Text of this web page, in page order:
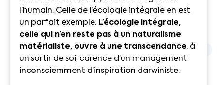
l’humain. Celle de l’écologie intégrale en est
un parfait exemple. L’écologie intégrale,
celle qui n’en reste pas à un naturalisme
matérialiste, ouvre à une transcendance, à
un sortir de soi, carence d’un management
inconsciemment d’inspiration darwiniste.